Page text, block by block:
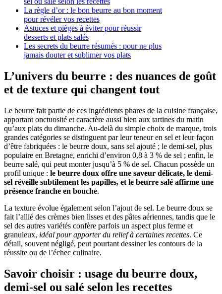
La règle d’or : le bon beurre au bon moment
pour révéler vos recettes
Astuces et pièges à éviter pour réussir
desserts et plats salés
Les secrets du beurre résumés : pour ne plus
jamais douter et sublimer vos plats
L’univers du beurre : des nuances de goût
et de texture qui changent tout
Le beurre fait partie de ces ingrédients phares de la cuisine française,
apportant onctuosité et caractère aussi bien aux tartines du matin
qu’aux plats du dimanche. Au-delà du simple choix de marque, trois
grandes catégories se distinguent par leur teneur en sel et leur façon
d’être fabriquées : le beurre doux, sans sel ajouté ; le demi-sel, plus
populaire en Bretagne, enrichi d’environ 0,8 à 3 % de sel ; enfin, le
beurre salé, qui peut monter jusqu’à 5 % de sel. Chacun possède un
profil unique : le beurre doux offre une saveur délicate, le demi-
sel réveille subtilement les papilles, et le beurre salé affirme une
présence franche en bouche.
La texture évolue également selon l’ajout de sel. Le beurre doux se
fait l’allié des crèmes bien lisses et des pâtes aériennes, tandis que le
sel des autres variétés confère parfois un aspect plus ferme et
granuleux, idéal pour apporter du relief à certaines recettes. Ce
détail, souvent négligé, peut pourtant dessiner les contours de la
réussite ou de l’échec culinaire.
Savoir choisir : usage du beurre doux,
demi-sel ou salé selon les recettes